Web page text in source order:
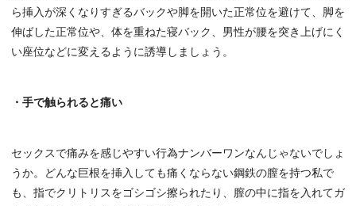
ら挿入が深くなりすぎるバックや脚を開いた正常位を避けて、脚を
伸ばした正常位や、体を重ねた寝バック、男性が腰を突き上げにく
い座位などに変えるように誘導しましょう。
・手で触られると痛い
セックスで痛みを感じやすい行為ナンバーワンなんじゃないでしょ
うか。どんな巨根を挿入しても痛くならない鋼鉄の膣を持つ私で
も、指でクリトリスをゴシゴシ擦られたり、膣の中に指を入れてガ